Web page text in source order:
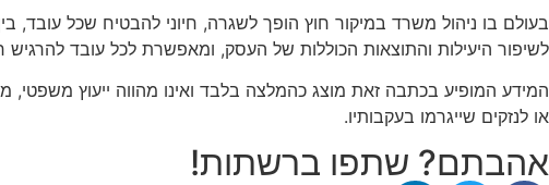
בעולם בו ניהול משרד במיקור חוץ הופך לשגרה, חיוני להבטיח שכל
לשיפור היעילות והתוצאות הכוללות של העסק, ומאפשרת לכל עובד להרגיש
המידע המופיע בכתבה זאת מוצג כהמלצה בלבד ואינו מהווה ייעוץ
או לנזקים שייגרמו בעקבותיו.
אהבתם? שתפו ברשתות!